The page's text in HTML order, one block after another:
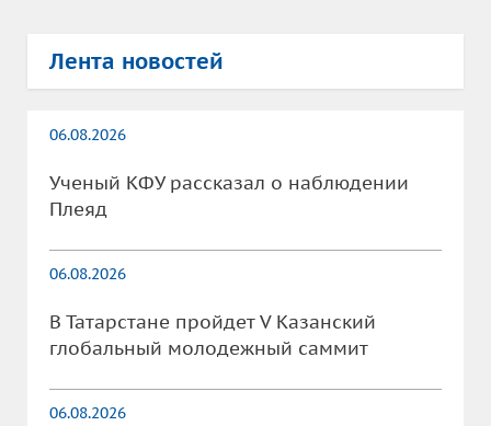
Лента новостей
06.08.2026
Ученый КФУ рассказал о наблюдении
Плеяд
06.08.2026
В Татарстане пройдет V Казанский
глобальный молодежный саммит
06.08.2026